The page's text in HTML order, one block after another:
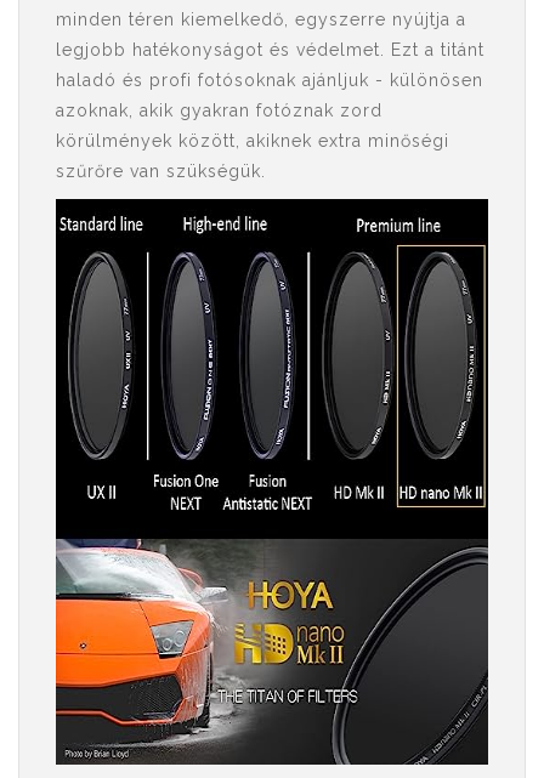
minden téren kiemelkedő, egyszerre nyújtja a
legjobb hatékonyságot és védelmet. Ezt a titánt
haladó és profi fotósoknak ajánljuk - különösen
azoknak, akik gyakran fotóznak zord
körülmények között, akiknek extra minőségi
szűrőre van szükségük.